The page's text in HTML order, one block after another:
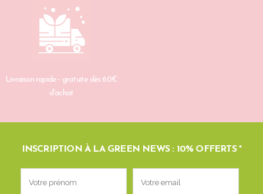
Livraison rapide - gratuite dès 60€
d'achat
INSCRIPTION À LA GREEN NEWS : 10% OFFERTS *